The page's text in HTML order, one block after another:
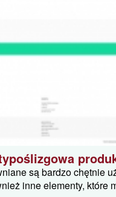
są bardzo chętnie
inne elementy, które